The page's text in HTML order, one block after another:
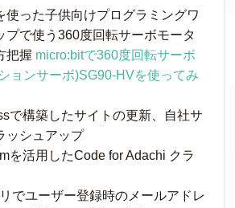
使った子供向けプログラミングワ
プで使う360度回転サーボモータ
把握 micro:bitで360度回転サーボ
ョンサーボ)SG90-HVを使ってみ
で構築したサイトの更新、自社サ
ッシュアップ
を活用したCode for Adachi クラ
でユーザー登録時のメールアドレ